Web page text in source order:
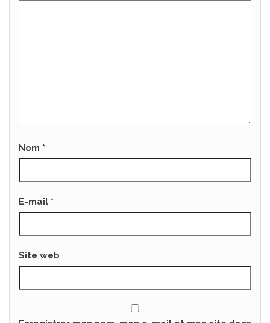
Nom *
E-mail *
Site web